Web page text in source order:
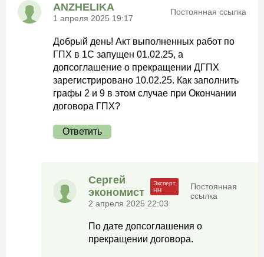
ANZHELIKA
1 апреля 2025 19:17
Постоянная ссылка
Добрый день! Акт выполненных работ по
ГПХ в 1С запущен 01.02.25, а
допсоглашение о прекращении ДГПХ
зарегистрировано 10.02.25. Как заполнить
графы 2 и 9 в этом случае при Окончании
договора ГПХ?
Ответить
Сергей
экономист
2 апреля 2025 22:03
Постоянная
ссылка
По дате допсоглашения о
прекращении договора.